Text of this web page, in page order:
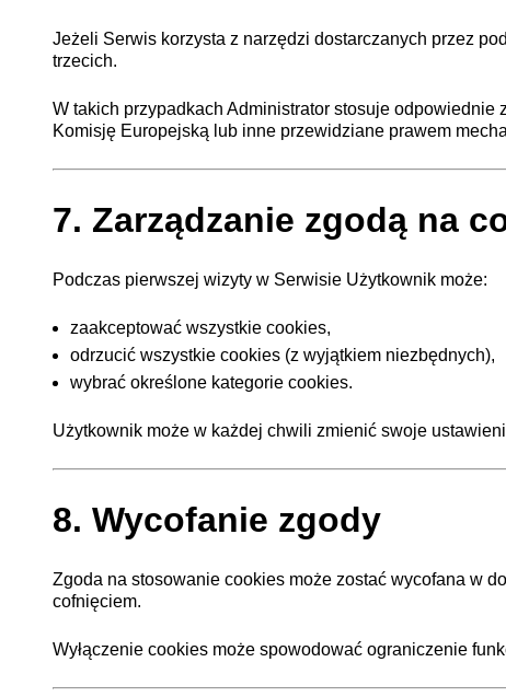
Jeżeli Serwis korzysta z narzędzi dostarczanych przez
trzecich.
W takich przypadkach Administrator stosuje
Komisję Europejską lub inne przewidziane prawem
7. Zarządzanie zgodą na
Podczas pierwszej wizyty w Serwisie Użytkownik może:
zaakceptować wszystkie cookies,
odrzucić wszystkie cookies (z wyjątkiem niezbędnych),
wybrać określone kategorie cookies.
Użytkownik może w każdej chwili zmienić swoje
8. Wycofanie zgody
Zgoda na stosowanie cookies może zostać wycofana w
cofnięciem.
Wyłączenie cookies może spowodować ograniczenie